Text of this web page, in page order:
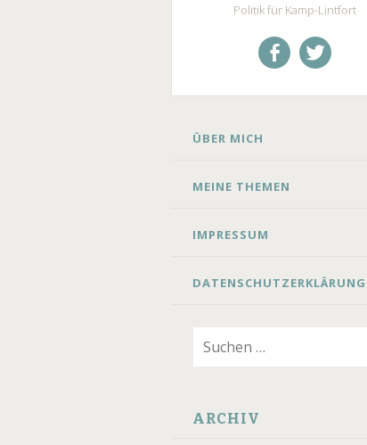
Politik für Kamp-Lintfort
SKIP
ÜBER MICH
MEINE THEMEN
IMPRESSUM
DATENSCHUTZERKLÄRUNG
ARCHIV